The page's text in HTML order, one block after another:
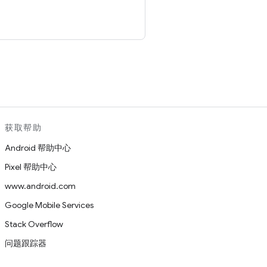
获取帮助
Android 帮助中心
Pixel 帮助中心
www.android.com
Google Mobile Services
Stack Overflow
问题跟踪器